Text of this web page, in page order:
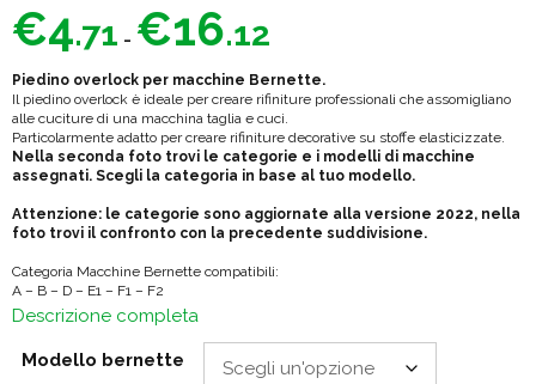
€4.71 - €16.12
da
€4.71
a
Piedino overlock per macchine Bernette.
Il piedino overlock è ideale per creare rifiniture professionali che assomigliano
alle cuciture di una macchina taglia e cuci.
Particolarmente adatto per creare rifiniture decorative su stoffe elasticizzate.
Nella seconda foto trovi le categorie e i modelli di macchine
assegnati. Scegli la categoria in base al tuo modello.
Attenzione: le categorie sono aggiornate alla versione 2022, nella
foto trovi il confronto con la precedente suddivisione.
Categoria Macchine Bernette compatibili:
A – B – D – E1 – F1 – F2
Descrizione completa
Modello bernette